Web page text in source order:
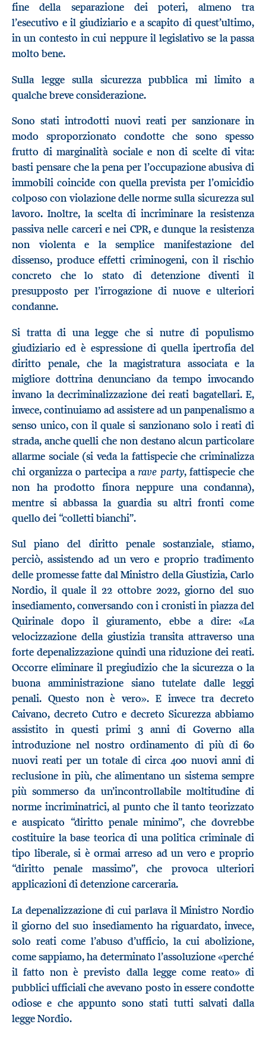
fine della separazione dei poteri, almeno tra
l’esecutivo e il giudiziario e a scapito di quest’ultimo,
in un contesto in cui neppure il legislativo se la passa
molto bene.
Sulla legge sulla sicurezza pubblica mi limito a
qualche breve considerazione.
Sono stati introdotti nuovi reati per sanzionare in
modo sproporzionato condotte che sono spesso
frutto di marginalità sociale e non di scelte di vita:
basti pensare che la pena per l’occupazione abusiva di
immobili coincide con quella prevista per l’omicidio
colposo con violazione delle norme sulla sicurezza sul
lavoro. Inoltre, la scelta di incriminare la resistenza
passiva nelle carceri e nei CPR, e dunque la resistenza
non violenta e la semplice manifestazione del
dissenso, produce effetti criminogeni, con il rischio
concreto che lo stato di detenzione diventi il
presupposto per l’irrogazione di nuove e ulteriori
condanne.
Si tratta di una legge che si nutre di populismo
giudiziario ed è espressione di quella ipertrofia del
diritto penale, che la magistratura associata e la
migliore dottrina denunciano da tempo invocando
invano la decriminalizzazione dei reati bagatellari. E,
invece, continuiamo ad assistere ad un panpenalismo a
senso unico, con il quale si sanzionano solo i reati di
strada, anche quelli che non destano alcun particolare
allarme sociale (si veda la fattispecie che criminalizza
chi organizza o partecipa arave party, fattispecie che
non ha prodotto finora neppure una condanna),
mentre si abbassa la guardia su altri fronti come
quello dei “colletti bianchi”.
Sul piano del diritto penale sostanziale, stiamo,
perciò, assistendo ad un vero e proprio tradimento
delle promesse fatte dal Ministro della Giustizia, Carlo
Nordio, il quale il 22 ottobre 2022, giorno del suo
insediamento, conversando con i cronisti in piazza del
Quirinale dopo il giuramento, ebbe a dire: «La
velocizzazione della giustizia transita attraverso una
forte depenalizzazione quindi una riduzione dei reati.
Occorre eliminare il pregiudizio che la sicurezza o la
buona amministrazione siano tutelate dalle leggi
penali. Questo non è vero». E invece tra decreto
Caivano, decreto Cutro e decreto Sicurezza abbiamo
assistito in questi primi 3 anni di Governo alla
introduzione nel nostro ordinamento di più di 60
nuovi reati per un totale di circa 400 nuovi anni di
reclusione in più, che alimentano un sistema sempre
più sommerso da un’incontrollabile moltitudine di
norme incriminatrici, al punto che il tanto teorizzato
e auspicato “diritto penale minimo”, che dovrebbe
costituire la base teorica di una politica criminale di
tipo liberale, si è ormai arreso ad un vero e proprio
“diritto penale massimo”, che provoca ulteriori
applicazioni di detenzione carceraria.
La depenalizzazione di cui parlava il Ministro Nordio
il giorno del suo insediamento ha riguardato, invece,
solo reati come l’abuso d’ufficio, la cui abolizione,
come sappiamo, ha determinato l’assoluzione «perché
il fatto non è previsto dalla legge come reato» di
pubblici ufficiali che avevano posto in essere condotte
odiose e che appunto sono stati tutti salvati dalla
legge Nordio.